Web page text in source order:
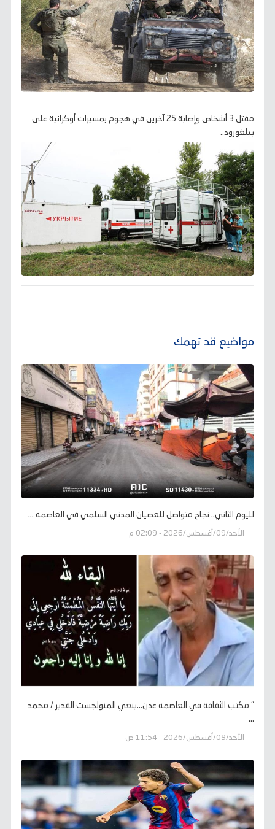
مقتل 3 أشخاص وإصابة 25 آخرين في هجوم بمسيرات أوكرانية على
بيلغورود..
مواضيع قد تهمك
لليوم الثاني.. نجاح متواصل للعصيان المدني السلمي في العاصمة ...
الأحد/09/أغسطس/2026 - 02:09 م
" مكتب الثقافة في العاصمة عدن...ينعي المنولجست القدير / محمد
...
الأحد/09/أغسطس/2026 - 11:54 ص